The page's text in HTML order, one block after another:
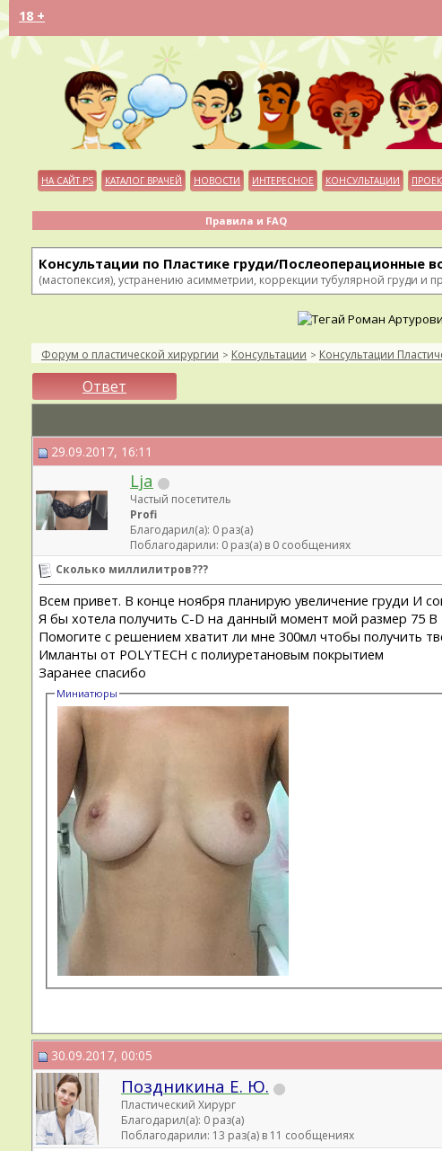
18 +
НА САЙТ PS КАТАЛОГ ВРАЧЕЙ НОВОСТИ ИНТЕРЕСНОЕ КОНСУЛЬТАЦИИ
Правила и FAQ
Консультации по Пластике груди/Послеоперационные
(мастопексия), устранению асимметрии, коррекции тубулярной груди и
Форум о пластической хирургии > Консультации > Консультации
Ответ
29.09.2017, 16:11
Lja
Частый посетитель
Profi
Благодарил(а): 0 раз(а)
Поблагодарили: 0 раз(а) в 0 сообщениях
Сколько миллилитров???
Всем привет. В конце ноября планирую увеличение груди И
Я бы хотела получить C-D на данный момент мой размер 75 B
Помогите с решением хватит ли мне 300мл чтобы получить
Имланты от POLYTECH с полиуретановым покрытием
Заранее спасибо
Миниатюры
30.09.2017, 00:05
Поздникина Е. Ю.
Пластический Хирург
Благодарил(а): 0 раз(а)
Поблагодарили: 13 раз(а) в 11 сообщениях